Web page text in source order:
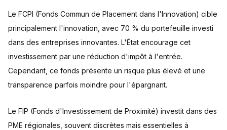
Le FCPI (Fonds Commun de Placement dans l'Innovation) cible
principalement l'innovation, avec 70 % du portefeuille investi
dans des entreprises innovantes. L'État encourage cet
investissement par une réduction d'impôt à l'entrée.
Cependant, ce fonds présente un risque plus élevé et une
transparence parfois moindre pour l'épargnant.
Le FIP (Fonds d'Investissement de Proximité) investit dans des
PME régionales, souvent discrètes mais essentielles à